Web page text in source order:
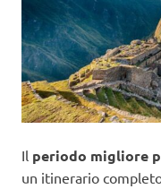
Il periodo migliore
un itinerario